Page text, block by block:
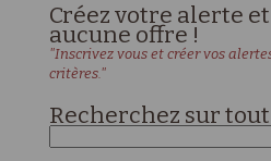
Créez votre alerte
aucune offre !
"Inscrivez vous et créer vos
critères."
Recherchez sur